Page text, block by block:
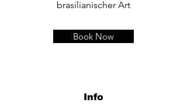
brasilianischer Art
Book Now
Info